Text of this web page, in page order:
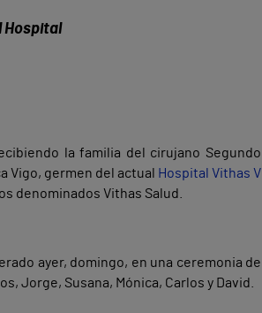
Hospital
la familia del cirujano Segundo
Vigo, germen del actual
Hospital Vithas V
denominados Vithas Salud.
ayer, domingo, en una ceremonia de
Jorge, Susana, Mónica, Carlos y David.